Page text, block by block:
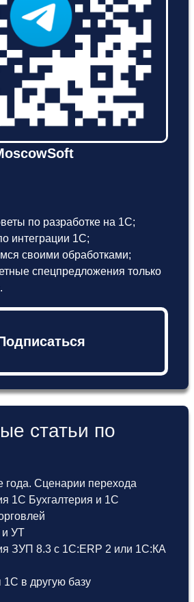
по разработке на 1С;
интеграции 1С;
своими обработками;
спецпредложения только
статьи по
года. Сценарии перехода
1С Бухгалтерия и 1С
УТ
ЗУП 8.3 с 1С:ERP 2 или 1С:КА
в другую базу